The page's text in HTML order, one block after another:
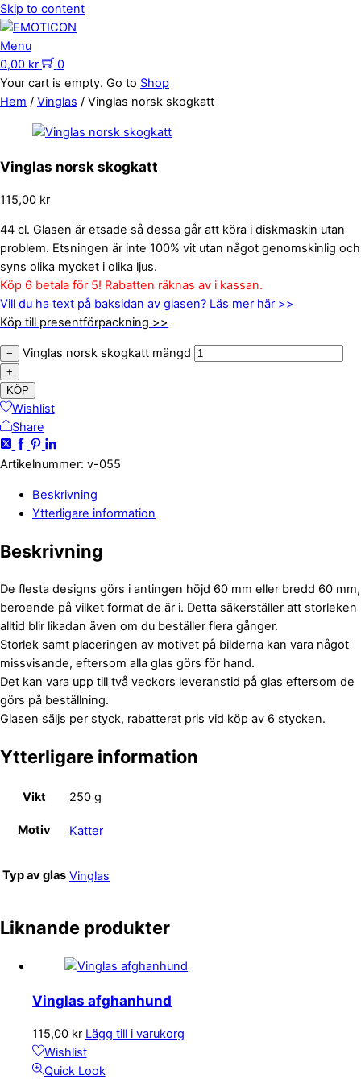
Skip to content
Menu
0,00 kr
0
Your cart is empty. Go to Shop
Hem / Vinglas / Vinglas norsk skogkatt
Vinglas norsk skogkatt
115,00 kr
44 cl. Glasen är etsade så dessa går att köra i diskmaskin utan
problem. Etsningen är inte 100% vit utan något genomskinlig och
syns olika mycket i olika ljus.
Köp 6 betala för 5! Rabatten räknas av i kassan.
Vill du ha text på baksidan av glasen? Läs mer här >>
Köp till presentförpackning >>
− Vinglas norsk skogkatt mängd
+
KÖP
Wishlist
Share
Artikelnummer: v-055
Beskrivning
Ytterligare information
Beskrivning
De flesta designs görs i antingen höjd 60 mm eller bredd 60 mm,
beroende på vilket format de är i. Detta säkerställer att storleken
alltid blir likadan även om du beställer flera gånger.
Storlek samt placeringen av motivet på bilderna kan vara något
missvisande, eftersom alla glas görs för hand.
Det kan vara upp till två veckors leveranstid på glas eftersom de
görs på beställning.
Glasen säljs per styck, rabatterat pris vid köp av 6 stycken.
Ytterligare information
Vikt 250 g
Motiv Katter
Typ av glas Vinglas
Liknande produkter
Vinglas afghanhund
115,00 kr Lägg till i varukorg
Wishlist
Quick Look